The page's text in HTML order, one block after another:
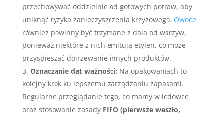
przechowywać oddzielnie od gotowych potraw, aby
uniknąć ryzyka zanieczyszczenia krzyżowego. Owoce
również powinny być trzymane z dala od warzyw,
ponieważ niektóre z nich emitują etylen, co może
przyspieszać dojrzewanie innych produktów.
Oznaczanie dat ważności: Na opakowaniach to
kolejny krok ku lepszemu zarządzaniu zapasami.
Regularne przeglądanie tego, co mamy w lodówce
oraz stosowanie zasady FIFO (pierwsze weszło,